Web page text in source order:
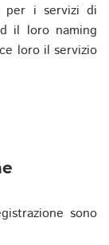
per i servizi di
il loro naming
loro il servizio
sono